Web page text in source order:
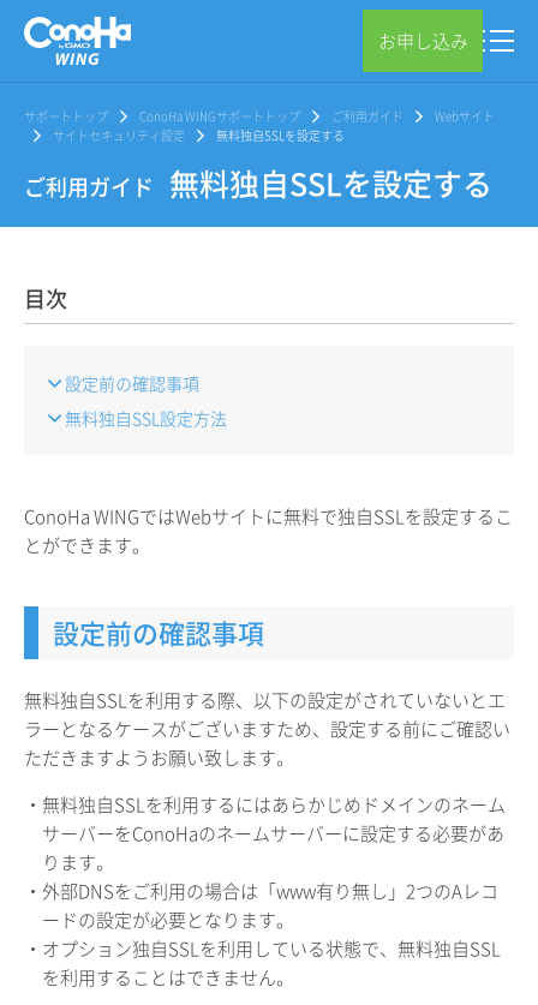
お申し込み
サポートトップ ConoHa WINGサポートトップ ご利用ガイド
Webサイト
サイトセキュリティ設定
無料独自SSLを設定する
ご利用ガイド 無料独自SSLを設定する
目次
設定前の確認事項
無料独自SSL設定方法
ConoHa WINGではWebサイトに無料で独自SSLを設定するこ
とができます。
設定前の確認事項
無料独自SSLを利用する際、以下の設定がされていないとエ
ラーとなるケースがございますため、設定する前にご確認い
ただきますようお願い致します。
・無料独自SSLを利用するにはあらかじめドメインのネーム
サーバーをConoHaのネームサーバーに設定する必要があ
ります。
・外部DNSをご利用の場合は「www有り無し」2つのAレコ
ードの設定が必要となります。
・オプション独自SSLを利用している状態で、無料独自SSL
を利用することはできません。